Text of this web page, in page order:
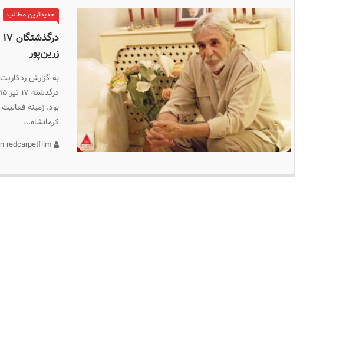
جدیدترین مطالب
زرین‌پور
کرمانشاه...